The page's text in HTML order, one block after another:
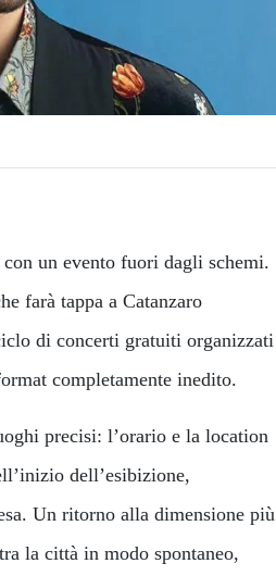
un evento fuori dagli schemi.
farà tappa a Catanzaro
di concerti gratuiti organizzati
completamente inedito.
precisi: l’orario e la location
dell’esibizione,
Un ritorno alla dimensione più
la città in modo spontaneo,